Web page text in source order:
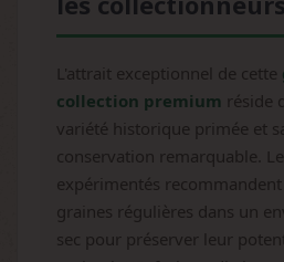
L'attrait exceptionnel de cette
collection premium réside
variété historique primée et
conservation remarquable.
expérimentés
graines régulières dans un
sec pour préserver leur